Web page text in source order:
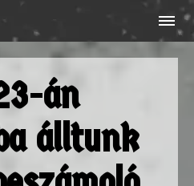
án
álltunk